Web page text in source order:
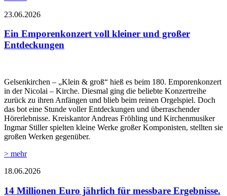
23.06.2026
Ein Emporenkonzert voll kleiner und großer
Entdeckungen
Gelsenkirchen – „Klein & groß“ hieß es beim 180. Emporenkonzert
in der Nicolai – Kirche. Diesmal ging die beliebte Konzertreihe
zurück zu ihren Anfängen und blieb beim reinen Orgelspiel. Doch
das bot eine Stunde voller Entdeckungen und überraschender
Hörerlebnisse. Kreiskantor Andreas Fröhling und Kirchenmusiker
Ingmar Stiller spielten kleine Werke großer Komponisten, stellten sie
großen Werken gegenüber.
> mehr
18.06.2026
14 Millionen Euro jährlich für messbare Ergebnisse.